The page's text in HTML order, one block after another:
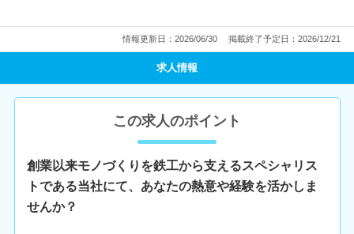
情報更新日：2026/06/30 掲載終了予定日：2026/12/21
求人情報
この求人のポイント
創業以来モノづくりを鉄工から支えるスペシャリス
トである当社にて、あなたの熱意や経験を活かしま
せんか？